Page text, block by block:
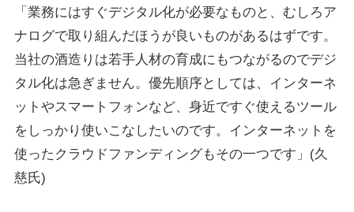
「業務にはすぐデジタル化が必要なものと、むしろア
ナログで取り組んだほうが良いものがあるはずです。
当社の酒造りは若手人材の育成にもつながるのでデジ
タル化は急ぎません。優先順序としては、インターネ
ットやスマートフォンなど、身近ですぐ使えるツール
をしっかり使いこなしたいのです。インターネットを
使ったクラウドファンディングもその一つです」(久
慈氏)